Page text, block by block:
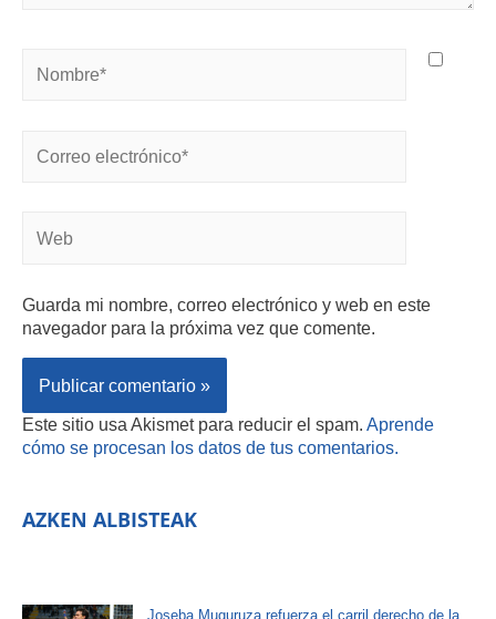
Guarda mi nombre, correo electrónico y web en este
navegador para la próxima vez que comente.
Este sitio usa Akismet para reducir el spam. Aprende
cómo se procesan los datos de tus comentarios.
AZKEN ALBISTEAK
Joseba Muguruza refuerza el carril derecho de la